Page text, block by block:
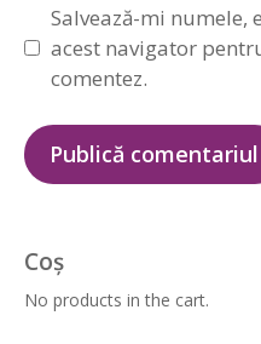
Salvează-mi numele,
acest navigator
comentez.
Coș
No products in the cart.